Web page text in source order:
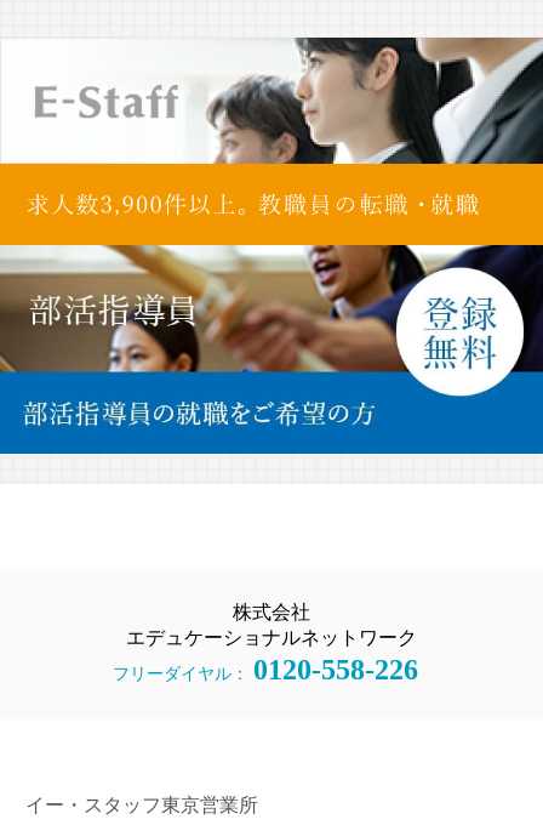
株式会社
エデュケーショナルネットワーク
フリーダイヤル： 0120-558-226
イー・スタッフ東京営業所